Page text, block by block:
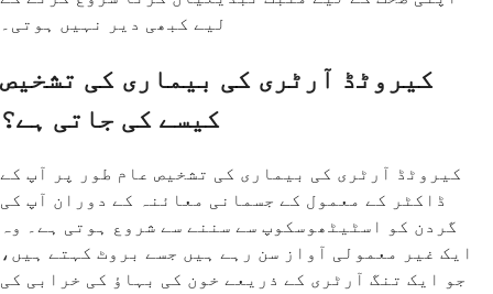
لیے کبھی دیر نہیں ہوتی۔
کیروٹڈ آرٹری کی بیماری کی تشخیص
کیسے کی جاتی ہے؟
کیروٹڈ آرٹری کی بیماری کی تشخیص عام طور پر آپ کے
ڈاکٹر کے معمول کے جسمانی معائنہ کے دوران آپ کی
گردن کو اسٹیٹھوسکوپ سے سننے سے شروع ہوتی ہے۔ وہ
ایک غیر معمولی آواز سن رہے ہیں جسے بروٹ کہتے ہیں،
جو ایک تنگ آرٹری کے ذریعے خون کی بہاؤ کی خرابی کی